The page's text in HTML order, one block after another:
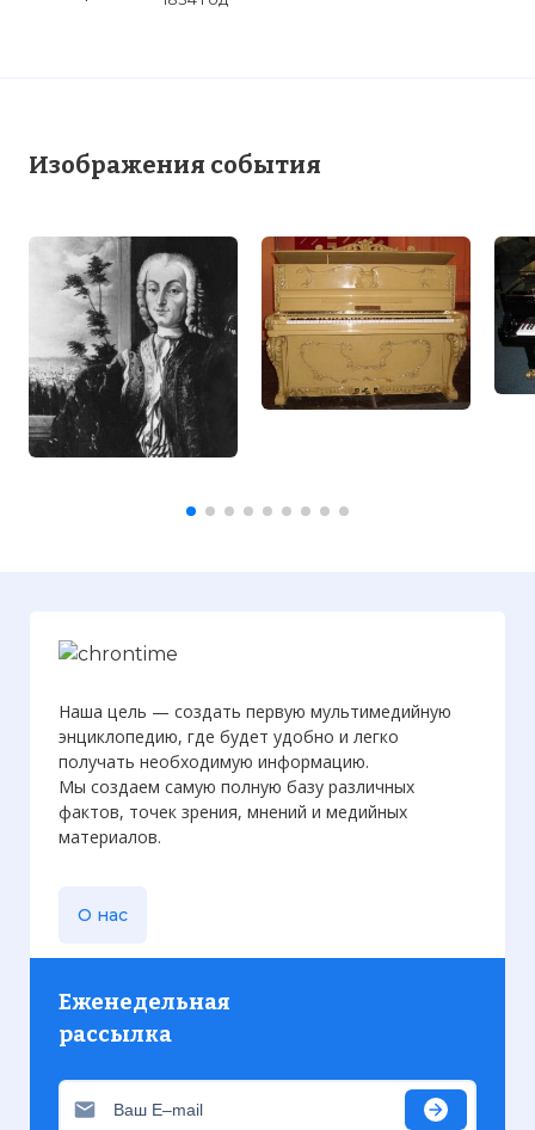
Изображения события
конструкцию – мастер до самой своей
Наша цель — создать первую мультимедийную
энциклопедию, где будет удобно и легко
получать необходимую информацию.
Мы создаем самую полную базу различных
фактов, точек зрения, мнений и медийных
материалов.
О нас
Еженедельная
рассылка